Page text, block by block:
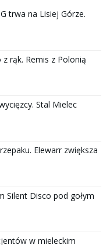
trwa na Lisiej Górze.
rąk. Remis z Polonią
Stal Mielec
Elewarr zwiększa
Silent Disco pod gołym
w mieleckim